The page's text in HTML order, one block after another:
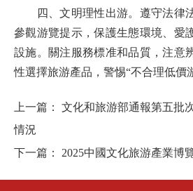
四、文明理性出游。 遵守法律
參觀游覽提示，保護生態環境 、愛
設施。關注服務標准和品質，注意
性選擇旅游產品 ，警惕“不合理低價
上一篇： 文化和旅游部通報第五批
情況
下一篇： 2025中國文化旅游產業博